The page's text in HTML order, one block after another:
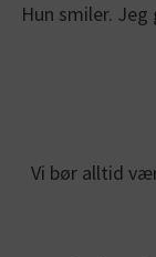
Hun smiler.
Vi bør alltid